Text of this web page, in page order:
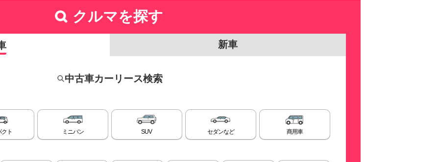
クルマを探す
新車
中古車カーリース検索
ト ミニバン SUV セダンなど 商用車